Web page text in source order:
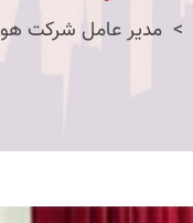
مدیر عامل شرکت